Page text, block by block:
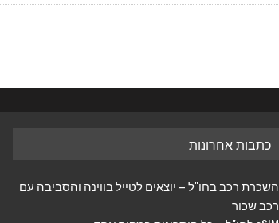
כתבות אחרונות
השכרת רכב בחו"ל – יוצאים לטייל בווינה והסביבה עם
רכב שכור